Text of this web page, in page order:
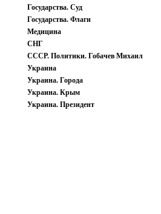
Государства. Суд
Государства. Флаги
Медицина
СНГ
СССР. Политики. Гобачев Михаил
Украина
Украина. Города
Украина. Крым
Украина. Президент